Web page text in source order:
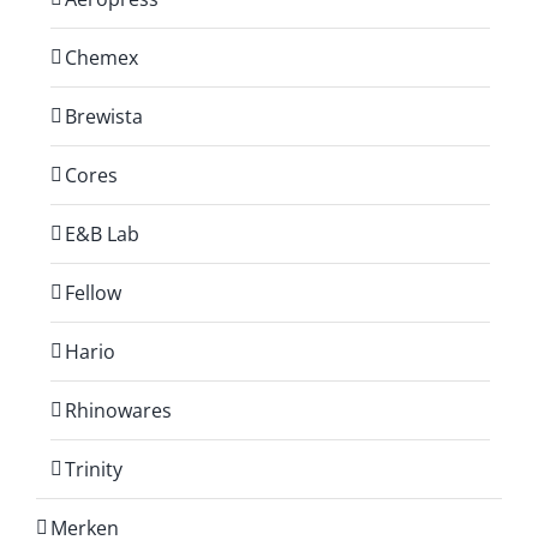
Chemex
Brewista
Cores
E&B Lab
Fellow
Hario
Rhinowares
Trinity
Merken